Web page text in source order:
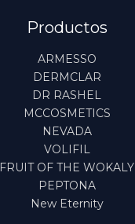
Productos
ARMESSO
DERMCLAR
DR RASHEL
MCCOSMETICS
NEVADA
VOLIFIL
FRUIT OF THE WOKALY
PEPTONA
New Eternity